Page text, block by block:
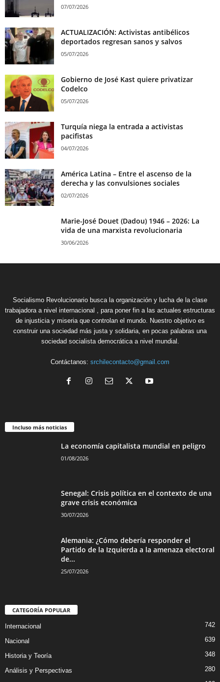
07/07/2026
ACTUALIZACIÓN: Activistas antibélicos
deportados regresan sanos y salvos
05/07/2026
Gobierno de José Kast quiere privatizar
Codelco
05/07/2026
Turquía niega la entrada a activistas
pacifistas
04/07/2026
América Latina – Entre el ascenso de la
derecha y las convulsiones sociales
02/07/2026
Marie-José Douet (Dadou) 1946 – 2026: La
vida de una marxista revolucionaria
30/06/2026
Socialismo Revolucionario busca la organización y lucha de la clase
trabajadora a nivel internacional , para poner fin a las actuales estructuras
de injusticia y miseria que controlan el mundo. Nuestro objetivo es
construir una sociedad más justa y solidaria, en pocas palabras una
sociedad socialista democrática a nivel mundial.
Contáctanos: srchilecontacto@gmail.com
Incluso más noticias
La economía capitalista mundial en peligro
01/08/2026
Senegal: Crisis política en el contexto de una
grave crisis económica
30/07/2026
Alemania: ¿Cómo debería responder el
Partido de la Izquierda a la amenaza electoral
de...
25/07/2026
CATEGORÍA POPULAR
Internacional 742
Nacional 639
Historia y Teoría 348
Análisis y Perspectivas 280